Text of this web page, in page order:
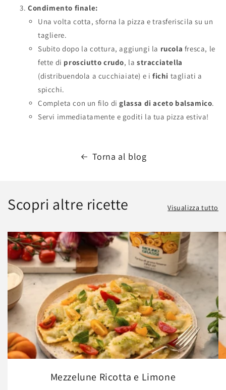
Condimento finale:
Una volta cotta, sforna la pizza e trasferiscila su un
tagliere.
Subito dopo la cottura, aggiungi la rucola fresca, le
fette di prosciutto crudo, lastracciatella
(distribuendola a cucchiaiate) e ifichi tagliati a
spicchi.
Completa con un filo diglassa di aceto balsamico.
Servi immediatamente e goditi la tua pizza estiva!
Torna al blog
Scopri altre ricette Visualizza tutto
Mezzelune Ricotta e Limone